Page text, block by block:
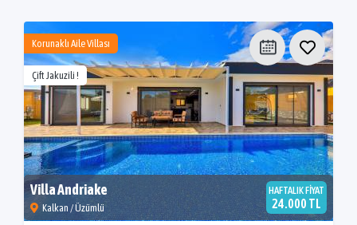
Korunaklı Aile Villası
Çift Jakuzili !
Villa Andriake
Kalkan / Üzümlü
HAFTALIK FİYAT
24.000 TL